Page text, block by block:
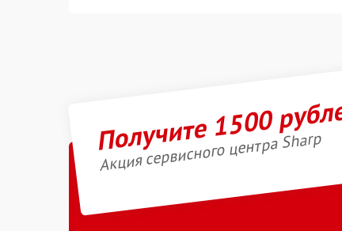
Получите 1500
Акция сервисного центра Sharp